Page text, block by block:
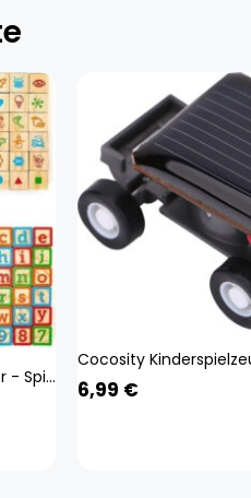
Sonstige Holz - Blockwagen - Kinder - Spielzeug - Ziehwagen - Lernspielzeug -Wagen -Lernen - Bilder
6,99 €